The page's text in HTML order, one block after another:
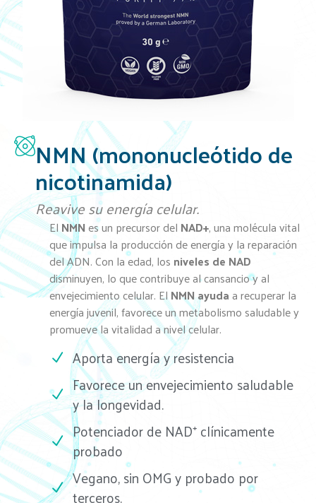
NMN (mononucleótido de
nicotinamida)
Reavive su energía celular.
ElNMN es un precursor del NAD+, una molécula vital
que impulsa la producción de energía y la reparación
del ADN. Con la edad, los niveles de NAD
disminuyen, lo que contribuye al cansancio y al
envejecimiento celular. ElNMN ayudaa recuperar la
energía juvenil, favorece un metabolismo saludable y
promueve la vitalidad a nivel celular.
Aporta energía y resistencia
Favorece un envejecimiento saludable
y la longevidad.
Potenciador de NAD⁺ clínicamente
probado
Vegano, sin OMG y probado por
terceros.